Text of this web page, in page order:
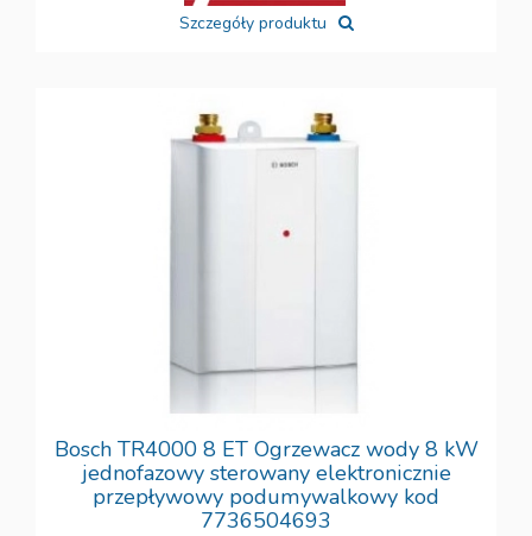
Szczegóły produktu
Bosch TR4000 8 ET Ogrzewacz wody 8 kW
jednofazowy sterowany elektronicznie
przepływowy podumywalkowy kod
7736504693